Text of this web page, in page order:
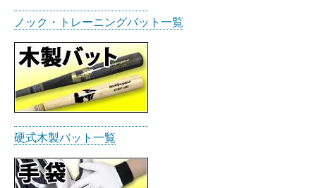
ノック・トレーニングバット一覧
硬式木製バット一覧